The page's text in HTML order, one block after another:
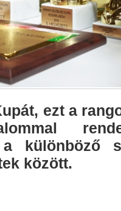
ezt a
különböző
között.